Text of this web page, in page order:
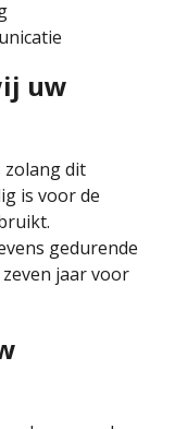
uw
zolang dit
is voor de
gedurende
jaar voor